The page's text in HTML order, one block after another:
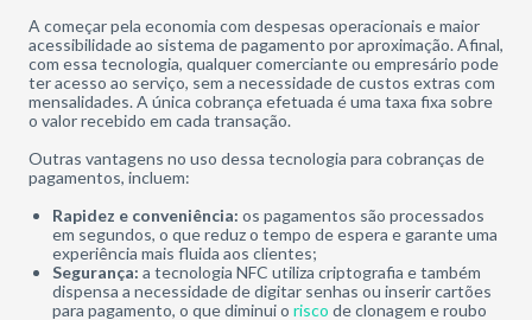
A começar pela economia com despesas operacionais e maior
acessibilidade ao sistema de pagamento por aproximação. Afinal,
com essa tecnologia, qualquer comerciante ou empresário pode
ter acesso ao serviço, sem a necessidade de custos extras com
mensalidades. A única cobrança efetuada é uma taxa fixa sobre
o valor recebido em cada transação.
Outras vantagens no uso dessa tecnologia para cobranças de
pagamentos, incluem:
Rapidez e conveniência: os pagamentos são processados
em segundos, o que reduz o tempo de espera e garante uma
experiência mais fluida aos clientes;
Segurança: a tecnologia NFC utiliza criptografia e também
dispensa a necessidade de digitar senhas ou inserir cartões
para pagamento, o que diminui o risco de clonagem e roubo